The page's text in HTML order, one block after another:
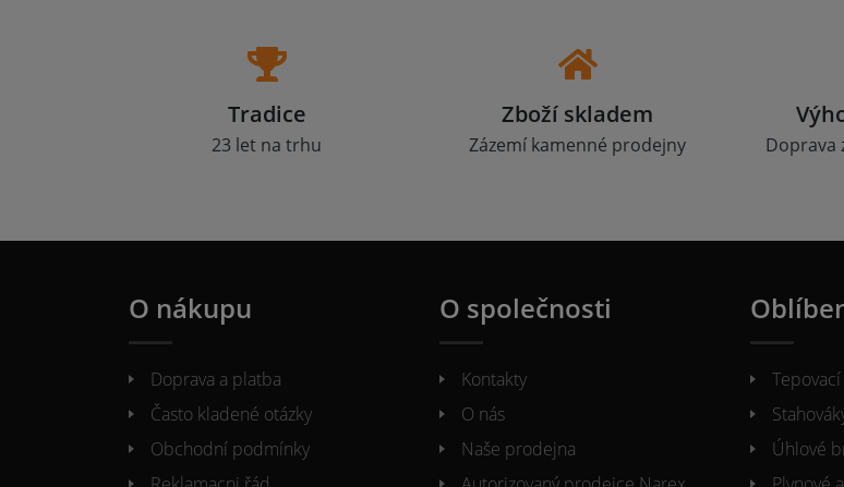
Tradice
23 let na trhu
Zboží skladem
Zázemí kamenné prodejny Doprava
O nákupu
Doprava a platba
Často kladené otázky
Obchodní podmínky
O společnosti
Kontakty
O nás
Naše prodejna
Tepovací
Úhlové